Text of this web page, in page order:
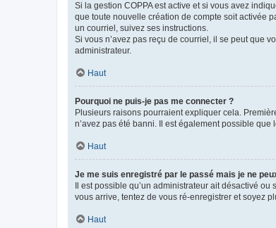
Si la gestion COPPA est active et si vous avez
que toute nouvelle création de compte soit activée
un courriel, suivez ses instructions.
Si vous n’avez pas reçu de courriel, il se peut que
administrateur.
Haut
Pourquoi ne puis-je pas me connecter ?
Plusieurs raisons pourraient expliquer cela.
n’avez pas été banni. Il est également possible
Haut
Je me suis enregistré par le passé mais je ne
Il est possible qu’un administrateur ait désactivé
vous arrive, tentez de vous ré-enregistrer et soyez
Haut